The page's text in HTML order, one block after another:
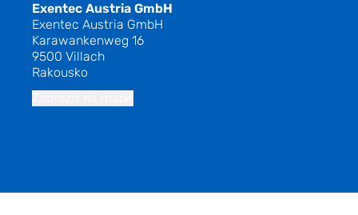
Exentec Austria GmbH
Exentec Austria GmbH
Karawankenweg 16
9500 Villach
Rakousko